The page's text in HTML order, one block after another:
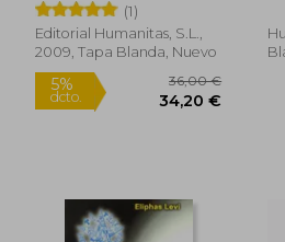
5%
dcto. 11,40 €
(1)
Editorial Humanitas, S.L.,
2009, Tapa Blanda, Nuevo